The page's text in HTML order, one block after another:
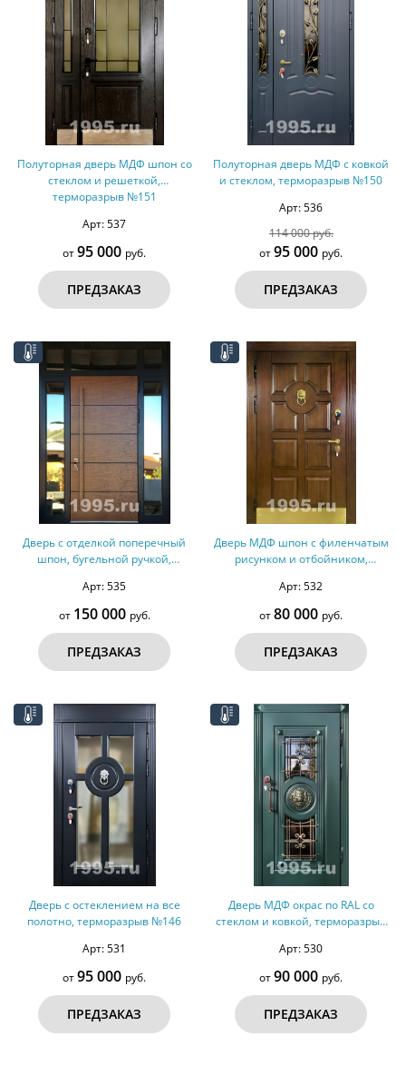
Полуторная дверь МДФ шпон со
стеклом и решеткой,
терморазрыв №151
Арт: 537
от95 000 руб.
ПРЕДЗАКАЗ
Полуторная дверь МДФ с ковкой
и стеклом, терморазрыв №150
Арт: 536
114 000 руб.
от95 000 руб.
ПРЕДЗАКАЗ
Дверь с отделкой поперечный
шпон, бугельной ручкой,
Арт: 535
от 150 000 руб.
ПРЕДЗАКАЗ
Дверь МДФ шпон с филенчатым
рисунком и отбойником,
Арт: 532
от80 000 руб.
ПРЕДЗАКАЗ
Дверь с остеклением на все
полотно, терморазрыв №146
Арт: 531
от95 000 руб.
ПРЕДЗАКАЗ
Дверь МДФ окрас по RAL со
стеклом и ковкой, терморазрыв
Арт: 530
от90 000 руб.
ПРЕДЗАКАЗ